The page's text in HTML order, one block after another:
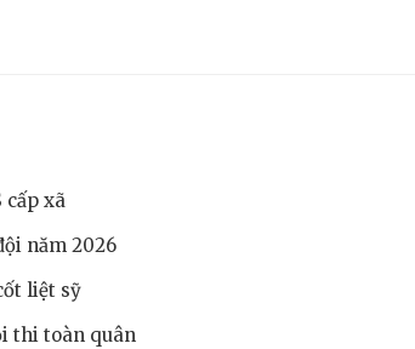
cấp xã
năm 2026
liệt sỹ
thi toàn quân